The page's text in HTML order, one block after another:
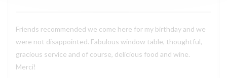
Friends recommended we come here for my birthday and we
were not disappointed. Fabulous window table, thoughtful,
gracious service and of course, delicious food and wine.
Merci!